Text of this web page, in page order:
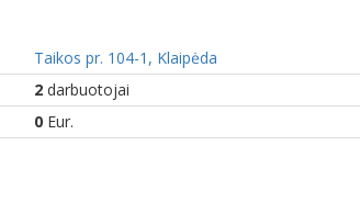
Taikos pr. 104-1, Klaipėda
2 darbuotojai
0 Eur.